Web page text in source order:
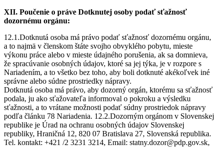
XII. Poučenie o práve Dotknutej osoby podať sťažnosť
dozornému orgánu:
12.1.Dotknutá osoba má právo podať sťažnosť dozornému orgánu,
a to najmä v členskom štáte svojho obvyklého pobytu, mieste
výkonu práce alebo v mieste údajného porušenia, ak sa domnieva,
že spracúvanie osobných údajov, ktoré sa jej týka, je v rozpore s
Nariadením, a to všetko bez toho, aby boli dotknuté akékoľvek iné
správne alebo súdne prostriedky nápravy.
Dotknutá osoba má právo, aby dozorný orgán, ktorému sa sťažnosť
podala, ju ako sťažovateľa informoval o pokroku a výsledku
sťažnosti, a to vrátane možnosti podať súdny prostriedok nápravy
podľa článku 78 Nariadenia. 12.2.Dozorným orgánom v Slovenskej
republike je Úrad na ochranu osobných údajov Slovenskej
republiky, Hraničná 12, 820 07 Bratislava 27, Slovenská republika.
Tel. kontakt: +421 /2 3231 3214, Email: statny.dozor@pdp.gov.sk,